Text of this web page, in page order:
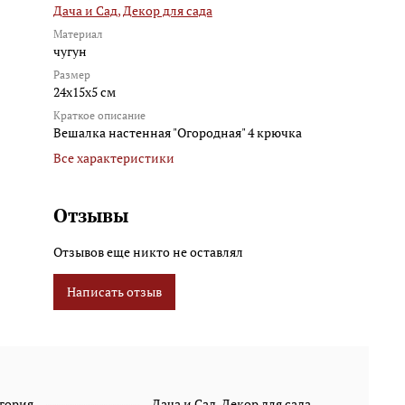
Дача и Сад, Декор для сада
Материал
чугун
Размер
24х15х5 см
Краткое описание
Вешалка настенная "Огородная" 4 крючка
Все характеристики
Отзывы
Отзывов еще никто не оставлял
Написать отзыв